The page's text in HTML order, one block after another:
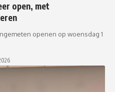
open, met
openen op woensdag 1